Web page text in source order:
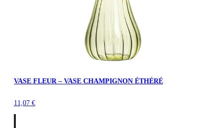
VASE FLEUR – VASE CHAMPIGNON ÉTHÉRÉ
11,07 €